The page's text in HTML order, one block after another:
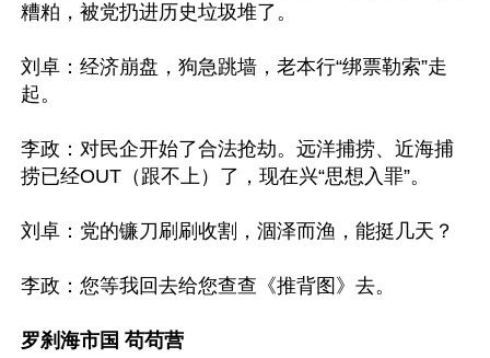
糟粕，被党扔进历史垃圾堆了。
刘卓：经济崩盘，狗急跳墙，老本行“绑票勒索”走
起。
李政：对民企开始了合法抢劫。远洋捕捞、近海捕
捞已经OUT（跟不上）了，现在兴“思想入罪”。
刘卓：党的镰刀刷刷收割，涸泽而渔，能挺几天？
李政：您等我回去给您查查《推背图》去。
罗刹海市国 苟苟营